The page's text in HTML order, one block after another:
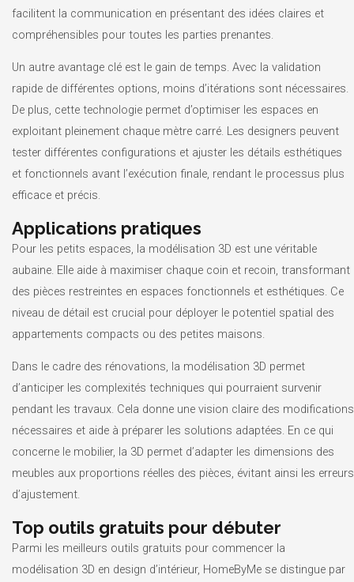
facilitent la communication en présentant des idées claires et
compréhensibles pour toutes les parties prenantes.
Un autre avantage clé est le gain de temps. Avec la validation
rapide de différentes options, moins d’itérations sont nécessaires.
De plus, cette technologie permet d’optimiser les espaces en
exploitant pleinement chaque mètre carré. Les designers peuvent
tester différentes configurations et ajuster les détails esthétiques
et fonctionnels avant l’exécution finale, rendant le processus plus
efficace et précis.
Applications pratiques
Pour les petits espaces, la modélisation 3D est une véritable
aubaine. Elle aide à maximiser chaque coin et recoin, transformant
des pièces restreintes en espaces fonctionnels et esthétiques. Ce
niveau de détail est crucial pour déployer le potentiel spatial des
appartements compacts ou des petites maisons.
Dans le cadre des rénovations, la modélisation 3D permet
d’anticiper les complexités techniques qui pourraient survenir
pendant les travaux. Cela donne une vision claire des modifications
nécessaires et aide à préparer les solutions adaptées. En ce qui
concerne le mobilier, la 3D permet d’adapter les dimensions des
meubles aux proportions réelles des pièces, évitant ainsi les erreurs
d’ajustement.
Top outils gratuits pour débuter
Parmi les meilleurs outils gratuits pour commencer la
modélisation 3D en design d’intérieur, HomeByMe se distingue par